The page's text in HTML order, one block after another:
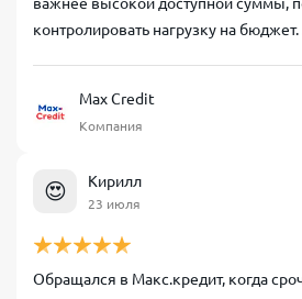
контролировать нагрузку на бюджет.
Max Credit
Компания
😍 Кирилл
23 июля
Обращался в Макс.кредит, когда